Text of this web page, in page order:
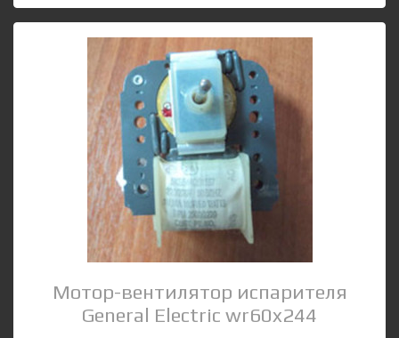
Мотор-вентилятор испарителя
General Electric wr60x244